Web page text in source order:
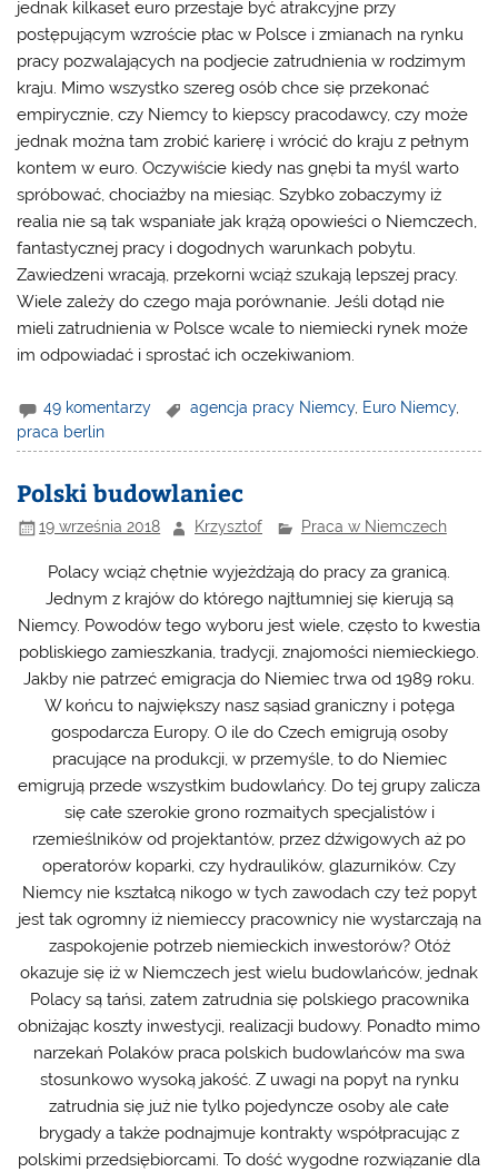
jednak kilkaset euro przestaje być atrakcyjne przy
postępującym wzroście płac w Polsce i zmianach na rynku
pracy pozwalających na podjecie zatrudnienia w rodzimym
kraju. Mimo wszystko szereg osób chce się przekonać
empirycznie, czy Niemcy to kiepscy pracodawcy, czy może
jednak można tam zrobić karierę i wrócić do kraju z pełnym
kontem w euro. Oczywiście kiedy nas gnębi ta myśl warto
spróbować, chociażby na miesiąc. Szybko zobaczymy iż
realia nie są tak wspaniałe jak krążą opowieści o Niemczech,
fantastycznej pracy i dogodnych warunkach pobytu.
Zawiedzeni wracają, przekorni wciąż szukają lepszej pracy.
Wiele zależy do czego maja porównanie. Jeśli dotąd nie
mieli zatrudnienia w Polsce wcale to niemiecki rynek może
im odpowiadać i sprostać ich oczekiwaniom.
49 komentarzy agencja pracy Niemcy, Euro Niemcy,
praca berlin
Polski budowlaniec
19 września 2018 Krzysztof Praca w Niemczech
Polacy wciąż chętnie wyjeżdżają do pracy za granicą.
Jednym z krajów do którego najtłumniej się kierują są
Niemcy. Powodów tego wyboru jest wiele, często to kwestia
pobliskiego zamieszkania, tradycji, znajomości niemieckiego.
Jakby nie patrzeć emigracja do Niemiec trwa od 1989 roku.
W końcu to największy nasz sąsiad graniczny i potęga
gospodarcza Europy. O ile do Czech emigrują osoby
pracujące na produkcji, w przemyśle, to do Niemiec
emigrują przede wszystkim budowlańcy. Do tej grupy zalicza
się całe szerokie grono rozmaitych specjalistów i
rzemieślników od projektantów, przez dźwigowych aż po
operatorów koparki, czy hydraulików, glazurników. Czy
Niemcy nie kształcą nikogo w tych zawodach czy też popyt
jest tak ogromny iż niemieccy pracownicy nie wystarczają na
zaspokojenie potrzeb niemieckich inwestorów? Otóż
okazuje się iż w Niemczech jest wielu budowlańców, jednak
Polacy są tańsi, zatem zatrudnia się polskiego pracownika
obniżając koszty inwestycji, realizacji budowy. Ponadto mimo
narzekań Polaków praca polskich budowlańców ma swa
stosunkowo wysoką jakość. Z uwagi na popyt na rynku
zatrudnia się już nie tylko pojedyncze osoby ale całe
brygady a także podnajmuje kontrakty współpracując z
polskimi przedsiębiorcami. To dość wygodne rozwiązanie dla